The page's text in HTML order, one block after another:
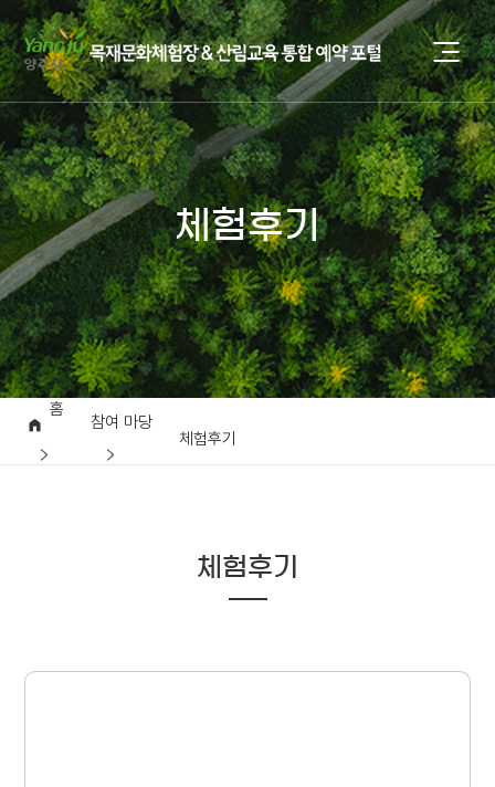
체험후기
홈
참여 마당
체험후기
체험후기